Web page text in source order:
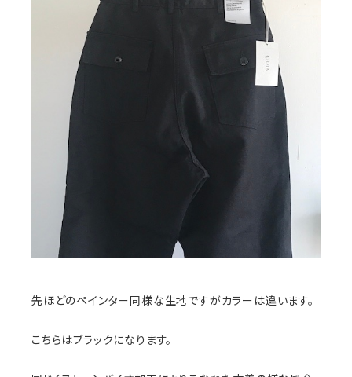
先ほどのペインター同様な生地ですがカラーは違います。
こちらはブラックになります。